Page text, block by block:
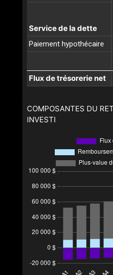
Service de la dette
Paiement hypothécaire
Flux de trésorerie net
COMPOSANTES DU
INVESTI